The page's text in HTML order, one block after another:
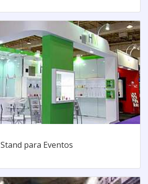
Stand para Eventos